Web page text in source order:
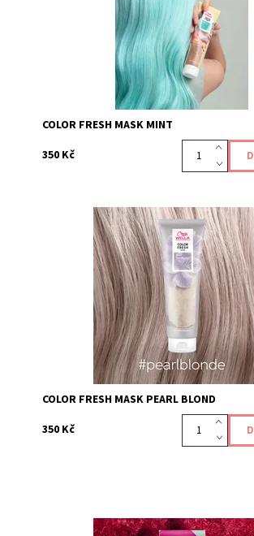
COLOR FRESH MASK MINT
350 Kč
Maska Color Fresh Mask Pearl Blond je
produktem, který dodává a obnovuje vaši
tonalitu vlasů, díky přímo působícím
COLOR FRESH MASK PEARL BLOND
350 Kč